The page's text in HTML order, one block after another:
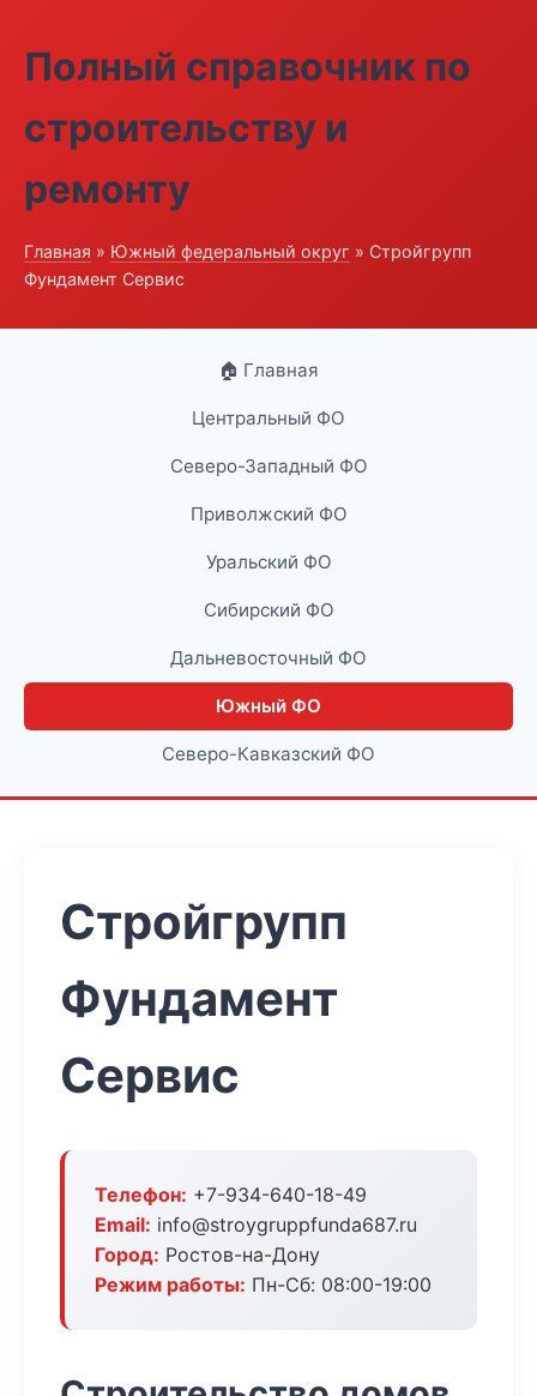
Полный справочник по
строительству и
ремонту
Главная » Южный федеральный округ » Стройгрупп
Фундамент Сервис
🏠 Главная
Центральный ФО
Северо-Западный ФО
Приволжский ФО
Уральский ФО
Сибирский ФО
Дальневосточный ФО
Южный ФО
Северо-Кавказский ФО
Стройгрупп
Фундамент
Сервис
Телефон: +7-934-640-18-49
Email: info@stroygruppfunda687.ru
Город: Ростов-на-Дону
Режим работы: Пн-Сб: 08:00-19:00